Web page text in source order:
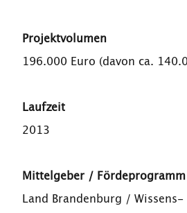
Projektvolumen
196.000 Euro (davon ca.
Laufzeit
2013
Mittelgeber / Fördeprogramm
Land Brandenburg /